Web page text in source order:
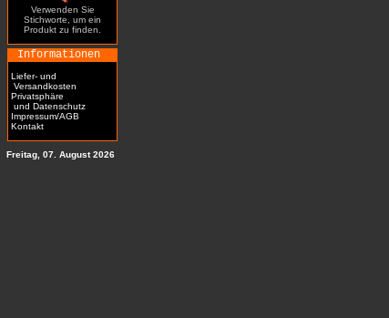
Verwenden Sie
Stichworte, um ein
Produkt zu finden.
Informationen
Liefer- und
Versandkosten
Privatsphäre
und Datenschutz
Impressum/AGB
Kontakt
Freitag, 07. August 2026